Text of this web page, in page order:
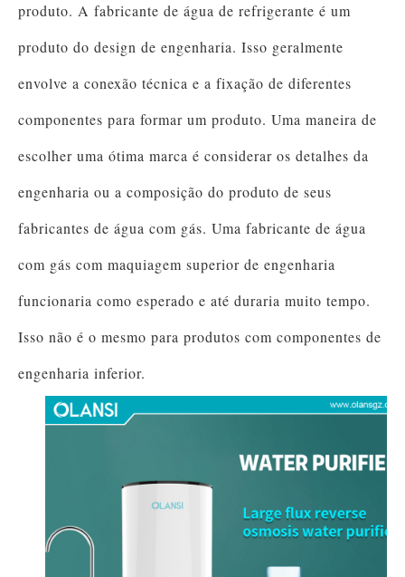
produto. A fabricante de água de refrigerante é um
produto do design de engenharia. Isso geralmente
envolve a conexão técnica e a fixação de diferentes
componentes para formar um produto. Uma maneira de
escolher uma ótima marca é considerar os detalhes da
engenharia ou a composição do produto de seus
fabricantes de água com gás. Uma fabricante de água
com gás com maquiagem superior de engenharia
funcionaria como esperado e até duraria muito tempo.
Isso não é o mesmo para produtos com componentes de
engenharia inferior.